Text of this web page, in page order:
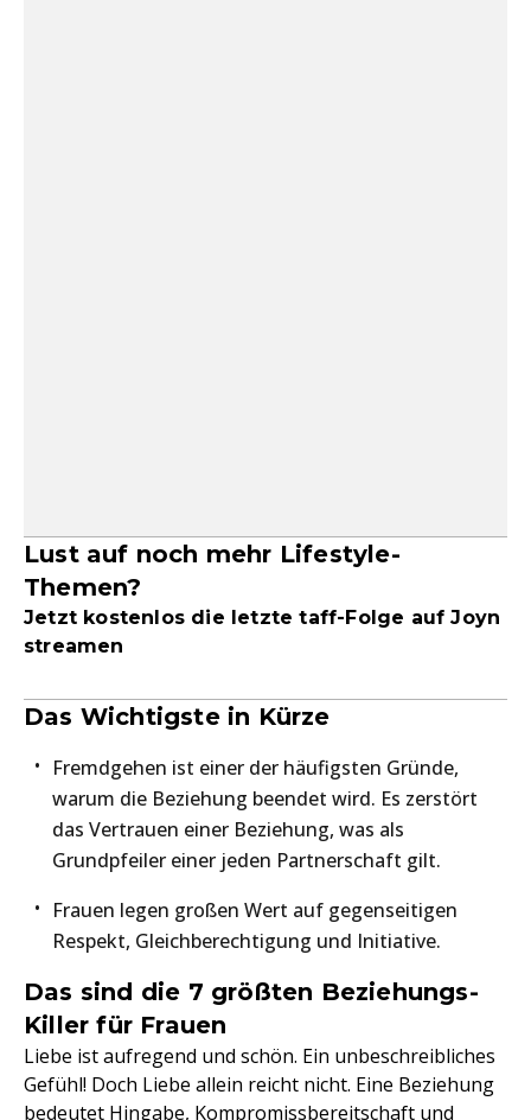
Lust auf noch mehr Lifestyle-
Themen?
Jetzt kostenlos die letzte taff-Folge aufJoyn
streamen
Das Wichtigste in Kürze
Fremdgehen ist einer der häufigsten Gründe,
warum die Beziehung beendet wird. Es zerstört
das Vertrauen einer Beziehung, was als
Grundpfeiler einer jeden Partnerschaft gilt.
Frauen legen großen Wert auf gegenseitigen
Respekt, Gleichberechtigung und Initiative.
Das sind die 7 größten Beziehungs-
Killer für Frauen
Liebe ist aufregend und schön. Ein unbeschreibliches
Gefühl! Doch Liebe allein reicht nicht. Eine Beziehung
bedeutet Hingabe, Kompromissbereitschaft und